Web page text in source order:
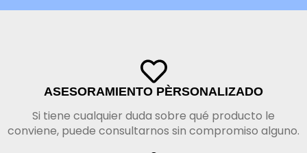
ASESORAMIENTO PÈRSONALIZADO
Si tiene cualquier duda sobre qué producto le
conviene, puede consultarnos sin compromiso alguno.